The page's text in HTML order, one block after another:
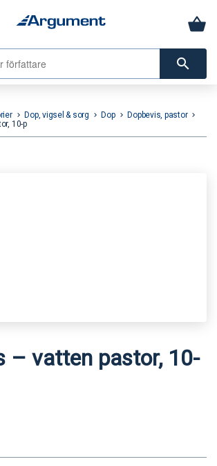
search
keyboard_arrow_right Dop, vigsel & sorg keyboard_arrow_right Dop keyboard_arrow_right Dopbevis, pastor keyboard_arrow_right
10-p
– vatten pastor, 10-